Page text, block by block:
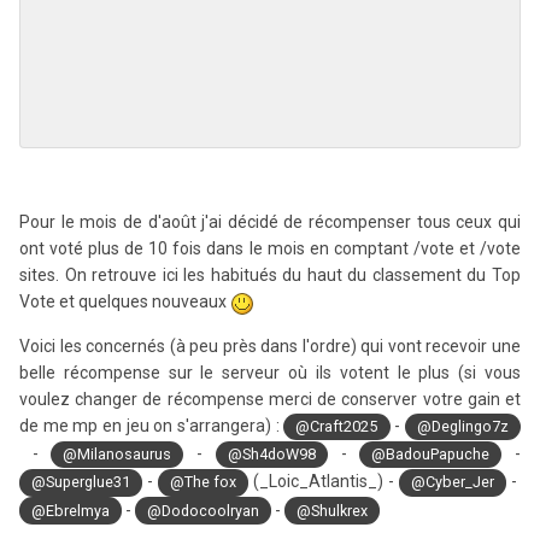
Pour le mois de d'août j'ai décidé de récompenser tous ceux qui
ont voté plus de 10 fois dans le mois en comptant /vote et /vote
sites. On retrouve ici les habitués du haut du classement du Top
Vote et quelques nouveaux
Voici les concernés (à peu près dans l'ordre) qui vont recevoir une
belle récompense sur le serveur où ils votent le plus (si vous
voulez changer de récompense merci de conserver votre gain et
de me mp en jeu on s'arrangera) :
@Craft2025 - @Deglingo7z
- @Milanosaurus - @Sh4doW98 - @BadouPapuche -
@Superglue31 - @The fox (_Loic_Atlantis_) - @Cyber_Jer -
@Ebrelmya - @Dodocoolryan - @Shulkrex